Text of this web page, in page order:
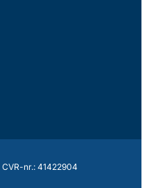
nr.: 41422904